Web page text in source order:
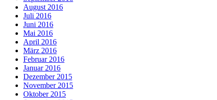
August 2016
Juli 2016
Juni 2016
Mai 2016
April 2016
März 2016
Februar 2016
Januar 2016
Dezember 2015
November 2015
Oktober 2015